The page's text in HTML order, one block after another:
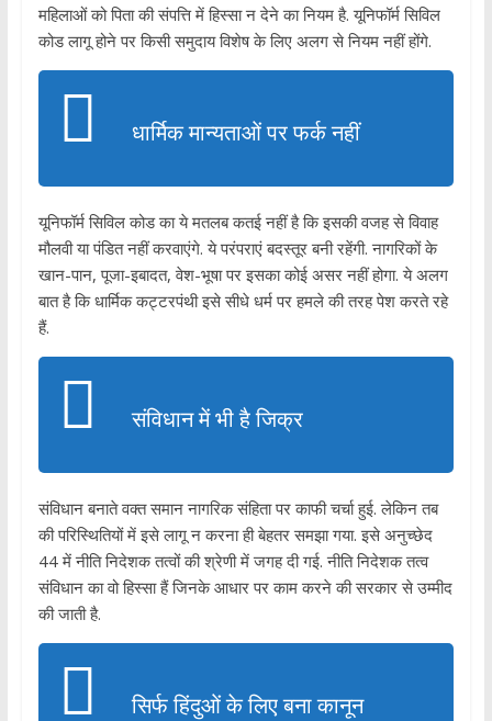
महिलाओं को पिता की संपत्ति में हिस्सा न देने का नियम है. यूनिफॉर्म सिविल
कोड लागू होने पर किसी समुदाय विशेष के लिए अलग से नियम नहीं होंगे.
धार्मिक मान्यताओं पर फर्क नहीं
यूनिफॉर्म सिविल कोड का ये मतलब कतई नहीं है कि इसकी वजह से विवाह
मौलवी या पंडित नहीं करवाएंगे. ये परंपराएं बदस्तूर बनी रहेंगी. नागरिकों के
खान-पान, पूजा-इबादत, वेश-भूषा पर इसका कोई असर नहीं होगा. ये अलग
बात है कि धार्मिक कट्टरपंथी इसे सीधे धर्म पर हमले की तरह पेश करते रहे
हैं.
संविधान में भी है जिक्र
संविधान बनाते वक्त समान नागरिक संहिता पर काफी चर्चा हुई. लेकिन तब
की परिस्थितियों में इसे लागू न करना ही बेहतर समझा गया. इसे अनुच्छेद
44 में नीति निदेशक तत्वों की श्रेणी में जगह दी गई. नीति निदेशक तत्व
संविधान का वो हिस्सा हैं जिनके आधार पर काम करने की सरकार से उम्मीद
की जाती है.
सिर्फ हिंदुओं के लिए बना कानून